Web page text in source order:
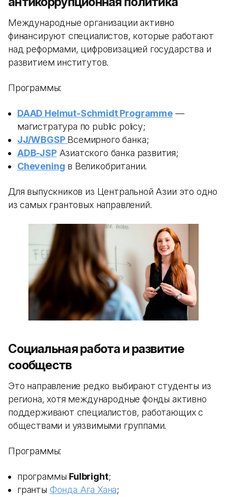
Международные организации активно
финансируют специалистов, которые работают
над реформами, цифровизацией государства и
развитием институтов.
Программы:
DAAD Helmut-Schmidt Programme—
магистратура по public policy;
JJ/WBGSP Всемирного банка;
ADB-JSPАзиатского банка развития;
Chevening в Великобритании.
Для выпускников из Центральной Азии это одно
из самых грантовых направлений.
Социальная работа и развитие
сообществ
Это направление редко выбирают студенты из
региона, хотя международные фонды активно
поддерживают специалистов, работающих с
обществами и уязвимыми группами.
Программы:
программы Fulbright;
гранты Фонда Ага Хана;